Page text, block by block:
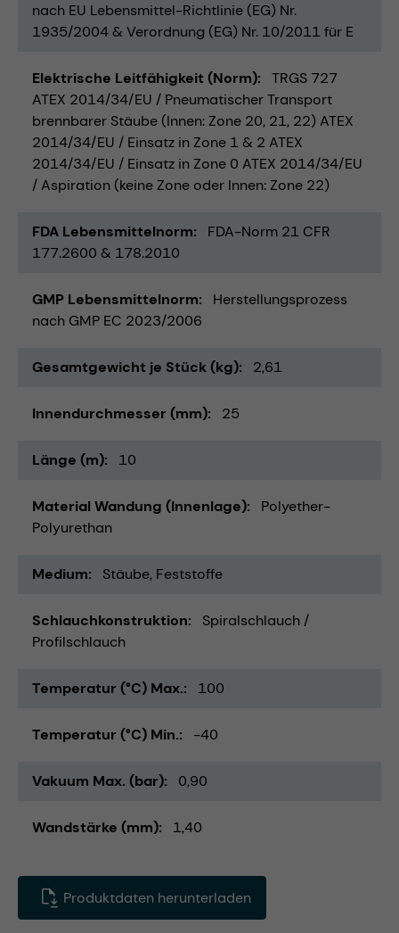
nach EU Lebensmittel-Richtlinie (EG) Nr.
1935/2004 & Verordnung (EG) Nr. 10/2011 für E
Elektrische Leitfähigkeit (Norm)
TRGS 727
ATEX 2014/34/EU / Pneumatischer Transport
brennbarer Stäube (Innen: Zone 20, 21, 22) ATEX
2014/34/EU / Einsatz in Zone 1 & 2 ATEX
2014/34/EU / Einsatz in Zone 0 ATEX 2014/34/EU
/ Aspiration (keine Zone oder Innen: Zone 22)
FDA Lebensmittelnorm
FDA-Norm 21 CFR
177.2600 & 178.2010
GMP Lebensmittelnorm
Herstellungsprozess
nach GMP EC 2023/2006
Gesamtgewicht je Stück (kg) 2,61
Innendurchmesser (mm) 25
Länge (m) 10
Material Wandung (Innenlage)
Polyether-
Polyurethan
Medium Stäube Feststoffe
Schlauchkonstruktion
Spiralschlauch /
Profilschlauch
Temperatur (°C) Max. 100
Temperatur (°C) Min. -40
Vakuum Max. (bar) 0,90
Wandstärke (mm) 1,40
Produktdaten herunterladen